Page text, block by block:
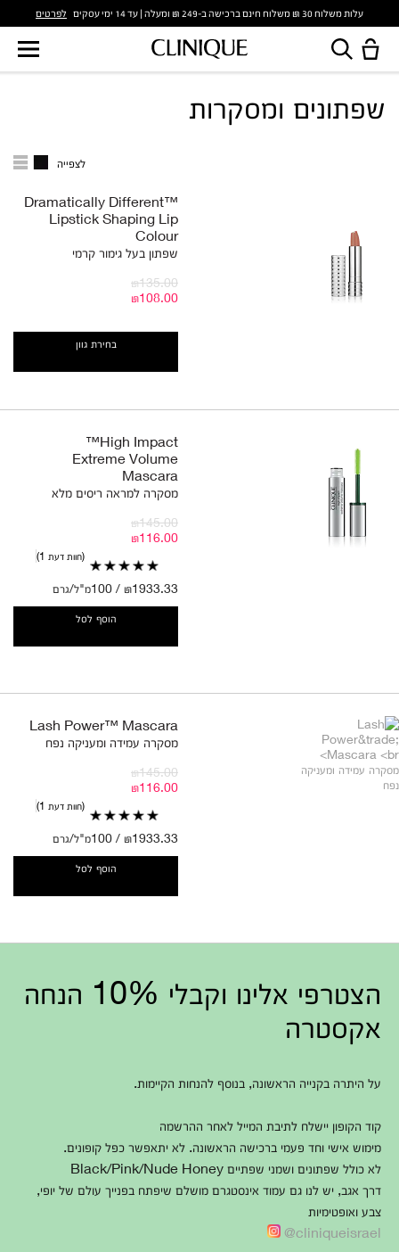
עלות משלוח 30 ₪ משלוח חינם ברכישה ב-249 ₪ ומעלה | עד 14 ימי עסקים לפרטים
שפתונים ומסקרות
לצפייה
Dramatically Different™
Lipstick Shaping Lip
Colour
שפתון בעל גימור קרמי
₪135.00
₪108.00
בחירת גוון
High Impact™
Extreme Volume
Mascara
מסקרה למראה ריסים מלא
₪145.00
₪116.00
חוות דעת 1
₪1933.33 / 100מ"ל/גרם
הוסף לסל
Lash Power™ Mascara
מסקרה עמידה ומעניקה נפח
₪145.00
₪116.00
חוות דעת 1
₪1933.33 / 100מ"ל/גרם
הוסף לסל
הצטרפי אלינו וקבלי 10% הנחה
אקסטרה
על היתרה בקנייה הראשונה, בנוסף להנחות הקיימות.
קוד הקופון יישלח לתיבת המייל לאחר ההרשמה
מימוש אישי וחד פעמי ברכישה הראשונה. לא יתאפשר כפל קופונים.
לא כולל שפתונים ושמני שפתיים Black/Pink/Nude Honey
דרך אגב, יש לנו גם עמוד אינסטגרם מושלם שיפתח בפנייך עולם של יופי,
צבע ואופטימיות
cliniqueisrael@